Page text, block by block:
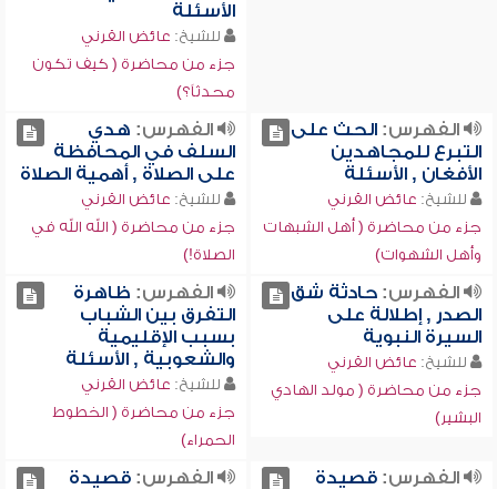
الأسئلة
للشيخ: عائض القرني
جزء من محاضرة ( كيف تكون
محدثاً؟)
الفهرس:الحث على
التبرع للمجاهدين
الأفغان , الأسئلة
للشيخ: عائض القرني
جزء من محاضرة ( أهل الشبهات
وأهل الشهوات)
الفهرس: هدي
السلف في المحافظة
على الصلاة , أهمية الصلاة
للشيخ: عائض القرني
جزء من محاضرة ( الله الله في
الصلاة!)
الفهرس:حادثة شق
الصدر , إطلالة على
السيرة النبوية
للشيخ: عائض القرني
جزء من محاضرة ( مولد الهادي
البشير)
الفهرس: ظاهرة
التفرق بين الشباب
بسبب الإقليمية
والشعوبية , الأسئلة
للشيخ: عائض القرني
جزء من محاضرة ( الخطوط
الحمراء)
الفهرس:قصيدة
الفهرس:قصيدة